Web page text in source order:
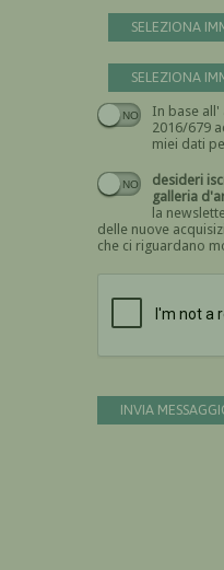
SELEZIONA
SELEZIONA
In base all'
2016/679
miei dati
desideri
galleria
la
delle nuove
che ci riguardano
INVIA